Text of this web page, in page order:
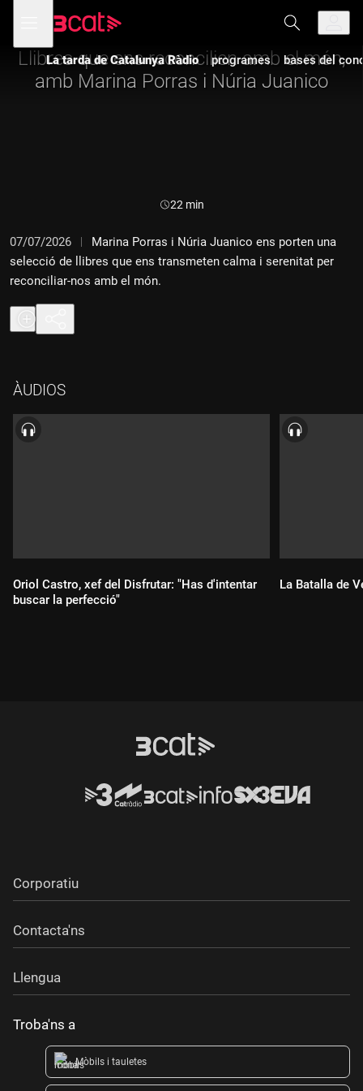
navegació
principal
menú
de
La tarda de Catalunya Ràdio programes bases del
Llibres que ens reconcilien amb el món,
amb Marina Porras i Núria Juanico
Durada:
22 min
07/07/2026
Marina Porras i Núria Juanico ens porten una
selecció de llibres que ens transmeten calma i serenitat per
reconciliar-nos amb el món.
ÀUDIOS
Oriol Castro, xef del Disfrutar: "Has d'intentar
buscar la perfecció"
La Batalla de
Corporatiu
Contacta'ns
Llengua
Troba'ns a
Mòbils i tauletes